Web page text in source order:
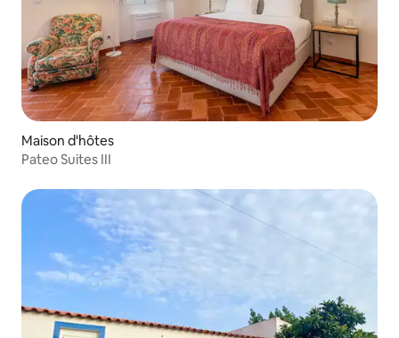
Maison d'hôtes
Pateo Suites III